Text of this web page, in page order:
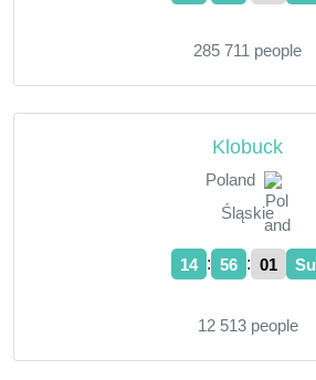
285 711 people
Klobuck
Poland
Śląskie
14 : 56 : 02 Su
12 513 people